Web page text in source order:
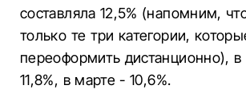
составляла 12,5% (напомним,
только те три категории,
переоформить дистанционно),
11,8%, в марте - 10,6%.